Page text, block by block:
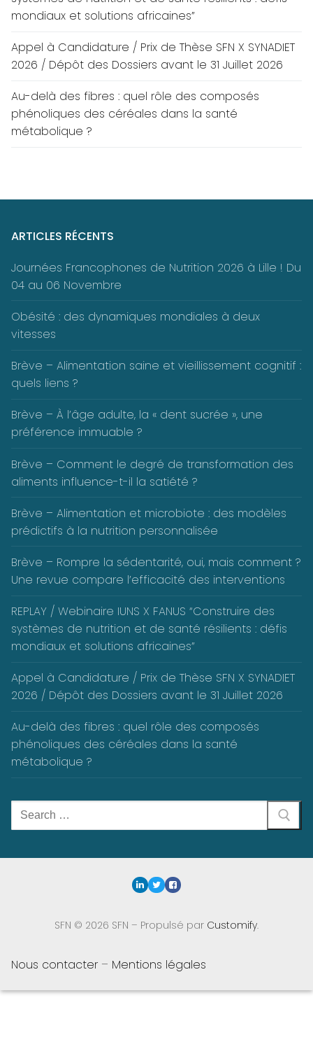
mondiaux et solutions africaines”
Appel à Candidature / Prix de Thèse SFN X SYNADIET
2026 / Dépôt des Dossiers avant le 31 Juillet 2026
Au-delà des fibres : quel rôle des composés
phénoliques des céréales dans la santé
métabolique ?
ARTICLES RÉCENTS
Journées Francophones de Nutrition 2026 à Lille ! Du
04 au 06 Novembre
Obésité : des dynamiques mondiales à deux
vitesses
Brève – Alimentation saine et vieillissement cognitif :
quels liens ?
Brève – À l’âge adulte, la « dent sucrée », une
préférence immuable ?
Brève – Comment le degré de transformation des
aliments influence-t-il la satiété ?
Brève – Alimentation et microbiote : des modèles
prédictifs à la nutrition personnalisée
Brève – Rompre la sédentarité, oui, mais comment ?
Une revue compare l’efficacité des interventions
REPLAY / Webinaire IUNS X FANUS “Construire des
systèmes de nutrition et de santé résilients : défis
mondiaux et solutions africaines”
Appel à Candidature / Prix de Thèse SFN X SYNADIET
2026 / Dépôt des Dossiers avant le 31 Juillet 2026
Au-delà des fibres : quel rôle des composés
phénoliques des céréales dans la santé
métabolique ?
Rechercher
:
SFN © 2026 SFN – Propulsé par Customify.
Nous contacter – Mentions légales